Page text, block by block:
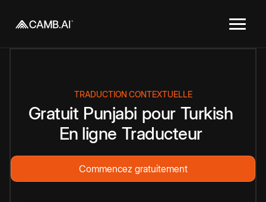
TRADUCTION CONTEXTUELLE
Gratuit Punjabi pour Turkish
En ligne Traducteur
Commencez gratuitement